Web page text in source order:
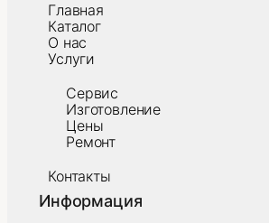
Главная
Каталог
О нас
Услуги
Сервис
Изготовление
Цены
Ремонт
Контакты
Информация